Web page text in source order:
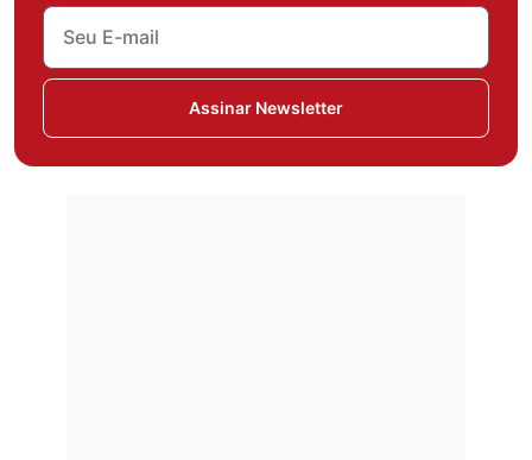
Assinar Newsletter